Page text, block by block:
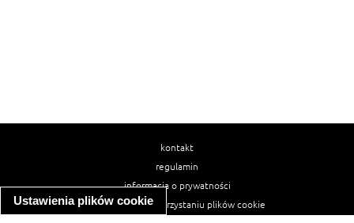
Ustawienia plików cookie
kontakt
regulamin
informacja o prywatności
informacja o wykorzystaniu plików cookie